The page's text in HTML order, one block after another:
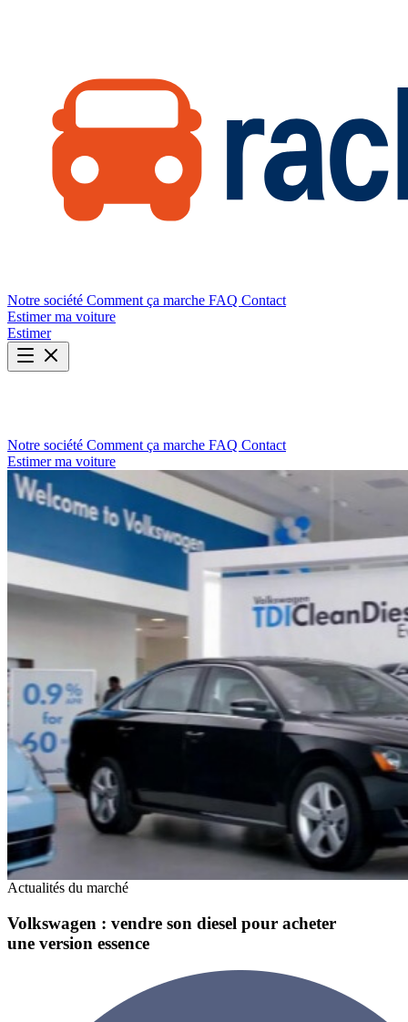
Notre société Comment ça marche FAQ Contact
Estimer ma voiture
Estimer
Notre société Comment ça marche FAQ Contact
Estimer ma voiture
Actualités du marché
Volkswagen : vendre son diesel pour acheter
une version essence